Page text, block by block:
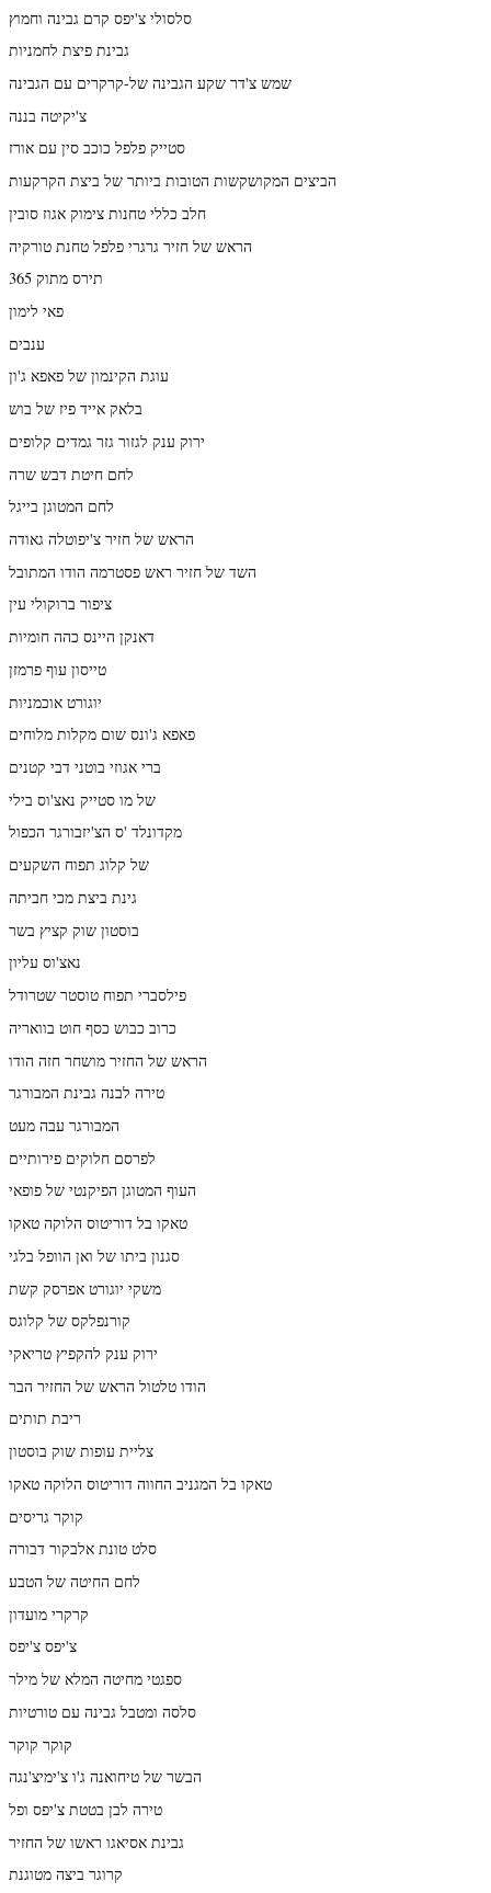
סלסולי צ'יפס קרם גבינה וחמוץ
גבינת פיצת לחמניות
שמש צ'דר שקע הגבינה של-קרקרים עם הגבינה
צ'יקיטה בננה
סטייק פלפל כוכב סין עם אורז
הביצים המקושקשות הטובות ביותר של ביצת הקרקעות
חלב כללי טחנות צימוק אגוז סובין
הראש של חזיר גרגרי פלפל טחנת טורקיה
תירס מתוק 365
פאי לימון
ענבים
עוגת הקינמון של פאפא ג'ון
בלאק אייד פיז של בוש
ירוק ענק לגזור גזר גמדים קלופים
לחם חיטת דבש שרה
לחם המטוגן בייגל
הראש של חזיר צ'יפוטלה גאודה
השד של חזיר ראש פסטרמה הודו המתובל
ציפור ברוקולי עין
דאנקן היינס כהה חומיות
טייסון עוף פרמזן
יוגורט אוכמניות
פאפא ג'ונס שום מקלות מלוחים
ברי אגוזי בוטני דבי קטנים
של מו סטייק נאצ'וס בילי
מקדונלד 'ס הצ'יזבורגר הכפול
של קלוג תפוח השקעים
גינת ביצת מכי חביתה
בוסטון שוק קציץ בשר
נאצ'וס עליון
פילסברי תפוח טוסטר שטרודל
כרוב כבוש כסף חוט בוואריה
הראש של החזיר מושחר חזה הודו
טירה לבנה גבינת המבורגר
המבורגר עבה מעט
לפרסם חלוקים פירותיים
העוף המטוגן הפיקנטי של פופאי
טאקו בל דוריטוס הלוקה טאקו
סגנון ביתו של ואן הוופל בלגי
משקי יוגורט אפרסק קשת
קורנפלקס של קלוגס
ירוק ענק להקפיץ טריאקי
הודו טלטול הראש של החזיר הבר
ריבת תותים
צליית עופות שוק בוסטון
טאקו בל המגניב החווה דוריטוס הלוקה טאקו
קוקר גריסים
סלט טונת אלבקור דבורה
לחם החיטה של הטבע
קרקרי מועדון
צ'יפס צ'יפס
ספגטי מחיטה המלא של מילר
סלסה ומטבל גבינה עם טורטיות
קוקר קוקר
הבשר של טיחואנה ג'ו צ'ימיצ'נגה
טירה לבן בטטת צ'יפס ופל
גבינת אסיאגו ראשו של החזיר
קרוגר ביצה מטוגנת